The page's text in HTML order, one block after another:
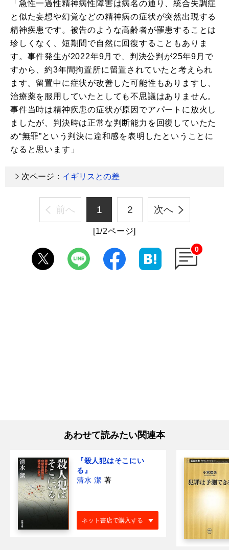
「急性一過性精神病性障害は病名の通り、統合失調症
と似た妄想や幻覚などの精神病の症状が突然出現する
精神疾患です。被告のような高齢者が罹患することは
珍しくなく、短期間で自然に回復することもありま
す。事件発生が2022年9月で、判決公判が25年9月で
すから、約3年間拘置所に留置されていたと考えられ
ます。留置中に症状が改善した可能性もありますし、
治療薬を服用していたとしても不思議はありません。
事件当時は精神疾患の症状が原因でアパートに放火し
ましたが、判決時は正常な判断能力を回復していたた
め“無罪”という判決に違和感を表明したということに
なると思います」
次ページ： イギリスとの差
前へ 1 2 次へ
[1/2ページ]
0
あわせて読みたい関連本
『殺人犯はそこにい
る』
清水 潔 著
ネット書店で購入する